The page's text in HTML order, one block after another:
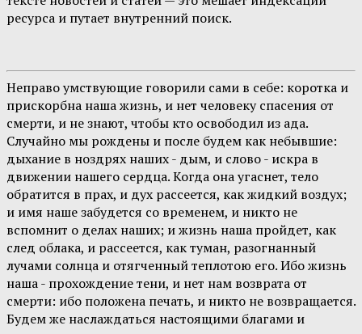
ресурса и путает внутренний поиск.
Неправо умствующие говорили сами в себе: коротка и
прискорбна наша жизнь, и нет человеку спасения от
смерти, и не знают, чтобы кто освободил из ада.
Случайно мы рождены и после будем как небывшие:
дыхание в ноздрях наших - дым, и слово - искра в
движении нашего сердца. Когда она угаснет, тело
обратится в прах, и дух рассеется, как жидкий воздух;
и имя наше забудется со временем, и никто не
вспомнит о делах наших; и жизнь наша пройдет, как
след облака, и рассеется, как туман, разогнанный
лучами солнца и отягченный теплотою его. Ибо жизнь
наша - прохождение тени, и нет нам возврата от
смерти: ибо положена печать, и никто не возвращается.
Будем же наслаждаться настоящими благами и